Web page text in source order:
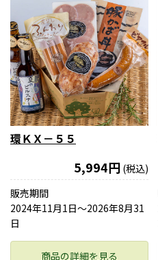
環ＫＸ－５５
5,994円 (税込)
販売期間
2024年11月1日〜2026年8月31
日
商品の詳細を見る